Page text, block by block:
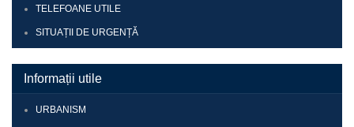
TELEFOANE UTILE
SITUAȚII DE URGENȚĂ
Informații utile
URBANISM